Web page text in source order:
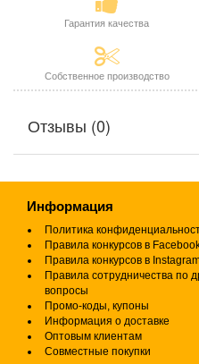
Гарантия качества
Собственное производство
Отзывы (0)
Информация
Политика
Правила конкурсов в
Правила конкурсов в
Правила сотрудничества по
вопросы
Промо-коды, купоны
Информация о доставке
Оптовым клиентам
Совместные покупки